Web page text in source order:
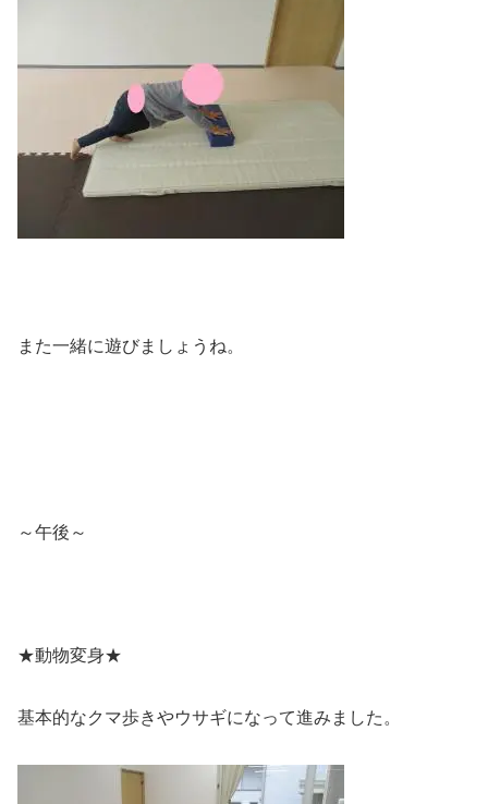
また一緒に遊びましょうね。
～午後～
★動物変身★
基本的なクマ歩きやウサギになって進みました。